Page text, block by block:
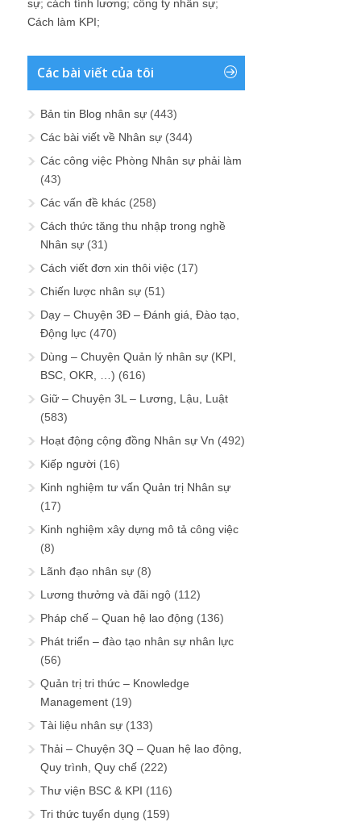
sự; cách tính lương; công ty nhân sự;
Cách làm KPI;
Các bài viết của tôi
Bản tin Blog nhân sự (443)
Các bài viết về Nhân sự (344)
Các công việc Phòng Nhân sự phải làm
(43)
Các vấn đề khác (258)
Cách thức tăng thu nhập trong nghề
Nhân sự (31)
Cách viết đơn xin thôi việc (17)
Chiến lược nhân sự (51)
Dạy – Chuyện 3Đ – Đánh giá, Đào tạo,
Động lực (470)
Dùng – Chuyện Quản lý nhân sự (KPI,
BSC, OKR, …) (616)
Giữ – Chuyện 3L – Lương, Lậu, Luật
(583)
Hoạt động cộng đồng Nhân sự Vn (492)
Kiếp người (16)
Kinh nghiệm tư vấn Quản trị Nhân sự
(17)
Kinh nghiệm xây dựng mô tả công việc
(8)
Lãnh đạo nhân sự (8)
Lương thưởng và đãi ngộ (112)
Pháp chế – Quan hệ lao động (136)
Phát triển – đào tạo nhân sự nhân lực
(56)
Quản trị tri thức – Knowledge
Management (19)
Tài liệu nhân sự (133)
Thải – Chuyện 3Q – Quan hệ lao động,
Quy trình, Quy chế (222)
Thư viện BSC & KPI (116)
Tri thức tuyển dụng (159)